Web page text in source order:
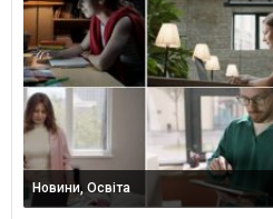
Новини, Освіта